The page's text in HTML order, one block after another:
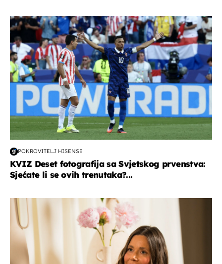
svjetsko prvenstvo 2026
POKROVITELJ HISENSE
KVIZ Deset fotografija sa Svjetskog prvenstva:
Sjećate li se ovih trenutaka?...
moda & ljepota